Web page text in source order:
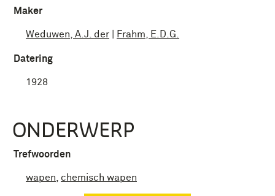
Maker
Weduwen, A.J. der Frahm, E.D.G.
Datering
1928
ONDERWERP
Trefwoorden
wapen chemisch wapen